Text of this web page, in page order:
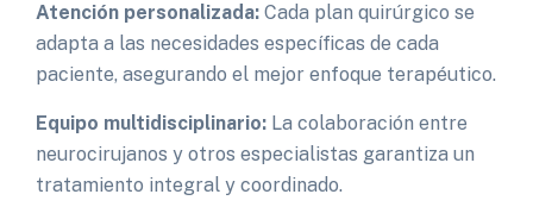
Atención personalizada: Cada plan quirúrgico se
adapta a las necesidades específicas de cada
paciente, asegurando el mejor enfoque terapéutico.
Equipo multidisciplinario: La colaboración entre
neurocirujanos y otros especialistas garantiza un
tratamiento integral y coordinado.